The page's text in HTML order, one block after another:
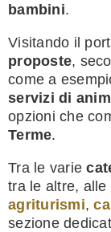
bambini.
Visitando il
proposte,
come a
servizi di
opzioni che
Terme.
Tra le varie
tra le altre, alle
agriturismi,
sezione